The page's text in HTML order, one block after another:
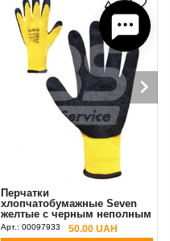
Перчатки
хлопчатобумажные Seven
желтые с черным неполным
вспененным латексным
покрытием 9 (L)
Арт.: 00097933 50.00 UAH